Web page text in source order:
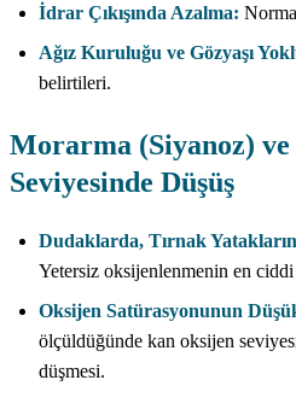
İdrar Çıkışında Azalma:
Ağız Kuruluğu ve Gözyaşı
belirtileri.
Morarma (Siyanoz)
Seviyesinde Düşüş
Dudaklarda, Tırnak
Yetersiz oksijenlenmenin en
Oksijen Satürasyonunun
ölçüldüğünde kan oksijen
düşmesi.